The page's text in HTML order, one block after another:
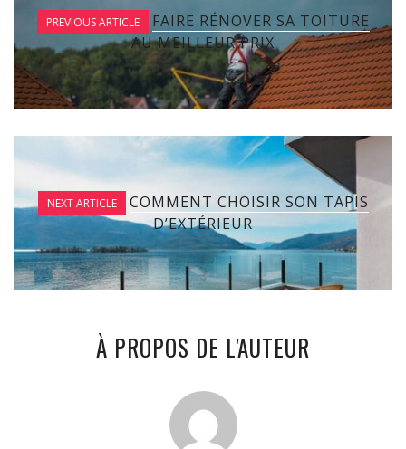
PREVIOUS ARTICLE
FAIRE RÉNOVER SA TOITURE
AU MEILLEUR PRIX
NEXT ARTICLE
COMMENT CHOISIR SON TAPIS
D’EXTÉRIEUR
À PROPOS DE L'AUTEUR